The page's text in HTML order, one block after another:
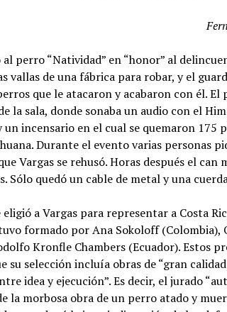
perro “Natividad” en “honor” al
vallas de una fábrica para robar, y el
que le atacaron y acabaron con él. El
la sala, donde sonaba un audio con el
un incensario en el cual se quemaron 175
Durante el evento varias personas
Vargas se rehusó. Horas después el can
Sólo quedó un cable de metal y una
a Vargas para representar a Costa
formado por Ana Sokoloff (Colombia),
Kronfle Chambers (Ecuador). Estos
su selección incluía obras de “gran
idea y ejecución”. Es decir, el jurado
la morbosa obra de un perro atado y